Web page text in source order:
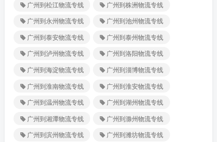
广州到松江物流专线
广州到株洲物流专线
广州到永州物流专线
广州到池州物流专线
广州到泰安物流专线
广州到泰州物流专线
广州到泸州物流专线
广州到洛阳物流专线
广州到海淀物流专线
广州到淄博物流专线
广州到淮南物流专线
广州到淮安物流专线
广州到温州物流专线
广州到湖州物流专线
广州到湘潭物流专线
广州到滁州物流专线
广州到滨州物流专线
广州到潍坊物流专线